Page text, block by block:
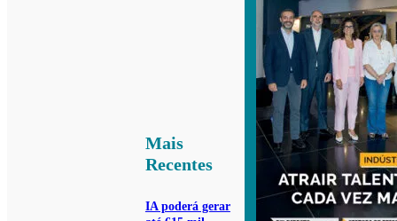
Mais
Recentes
IA poderá gerar